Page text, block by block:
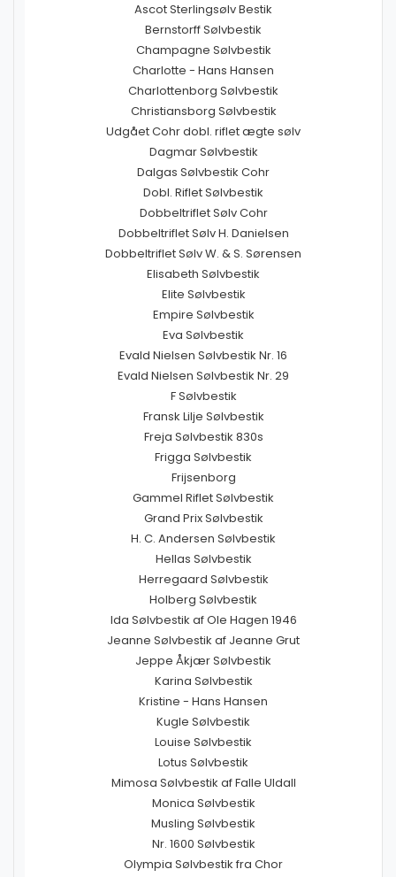
Ascot Sterlingsølv Bestik
Bernstorff Sølvbestik
Champagne Sølvbestik
Charlotte - Hans Hansen
Charlottenborg Sølvbestik
Christiansborg Sølvbestik
Udgået Cohr dobl. riflet ægte sølv
Dagmar Sølvbestik
Dalgas Sølvbestik Cohr
Dobl. Riflet Sølvbestik
Dobbeltriflet Sølv Cohr
Dobbeltriflet Sølv H. Danielsen
Dobbeltriflet Sølv W. & S. Sørensen
Elisabeth Sølvbestik
Elite Sølvbestik
Empire Sølvbestik
Eva Sølvbestik
Evald Nielsen Sølvbestik Nr. 16
Evald Nielsen Sølvbestik Nr. 29
F Sølvbestik
Fransk Lilje Sølvbestik
Freja Sølvbestik 830s
Frigga Sølvbestik
Frijsenborg
Gammel Riflet Sølvbestik
Grand Prix Sølvbestik
H. C. Andersen Sølvbestik
Hellas Sølvbestik
Herregaard Sølvbestik
Holberg Sølvbestik
Ida Sølvbestik af Ole Hagen 1946
Jeanne Sølvbestik af Jeanne Grut
Jeppe Åkjær Sølvbestik
Karina Sølvbestik
Kristine - Hans Hansen
Kugle Sølvbestik
Louise Sølvbestik
Lotus Sølvbestik
Mimosa Sølvbestik af Falle Uldall
Monica Sølvbestik
Musling Sølvbestik
Nr. 1600 Sølvbestik
Olympia Sølvbestik fra Chor